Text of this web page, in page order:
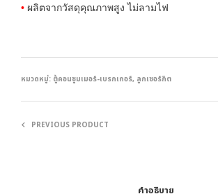
• ผลิตจากวัสดุคุณภาพสูง ไม่ลามไฟ
หมวดหมู่: ตู้คอนซูมเมอร์-เบรกเกอร์, ลูกเซอร์กิต
PREVIOUS PRODUCT
คำอธิบาย